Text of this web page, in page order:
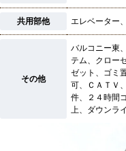
共用部他 エレベーター
その他
バルコニー東
テム、クロー
ゼット、ゴミ
可、ＣＡＴＶ
件、２４時間
上、ダウンラ